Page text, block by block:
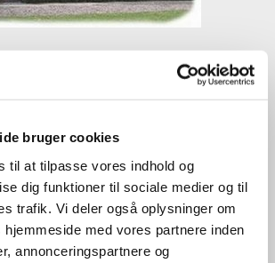
bruger cookies
til at tilpasse vores indhold og
dig funktioner til sociale medier og til
trafik. Vi deler også oplysninger om
hjemmeside med vores partnere inden
annonceringspartnere og